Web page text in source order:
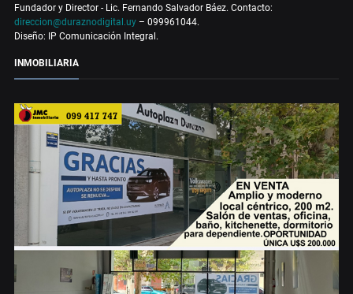
Fundador y Director - Lic. Fernando Salvador Báez. Contacto:
direccion@duraznodigital.uy – 099961044.
Diseño: IP Comunicación Integral.
INMOBILIARIA